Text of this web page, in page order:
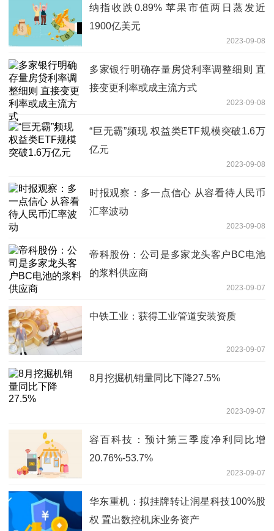
纳指收跌0.89% 苹果市值两日蒸发近
1900亿美元
2023-09-08
多家银行明确存量房贷利率调整细则 直
接变更利率或成主流方式
2023-09-08
“巨无霸”频现 权益类ETF规模突破1.6万
亿元
2023-09-08
时报观察：多一点信心 从容看待人民币
汇率波动
2023-09-08
帝科股份：公司是多家龙头客户BC电池
的浆料供应商
2023-09-07
中铁工业：获得工业管道安装资质
2023-09-07
8月挖掘机销量同比下降27.5%
2023-09-07
容百科技：预计第三季度净利同比增
20.76%-53.7%
2023-09-07
华东重机：拟挂牌转让润星科技100%股
权 置出数控机床业务资产